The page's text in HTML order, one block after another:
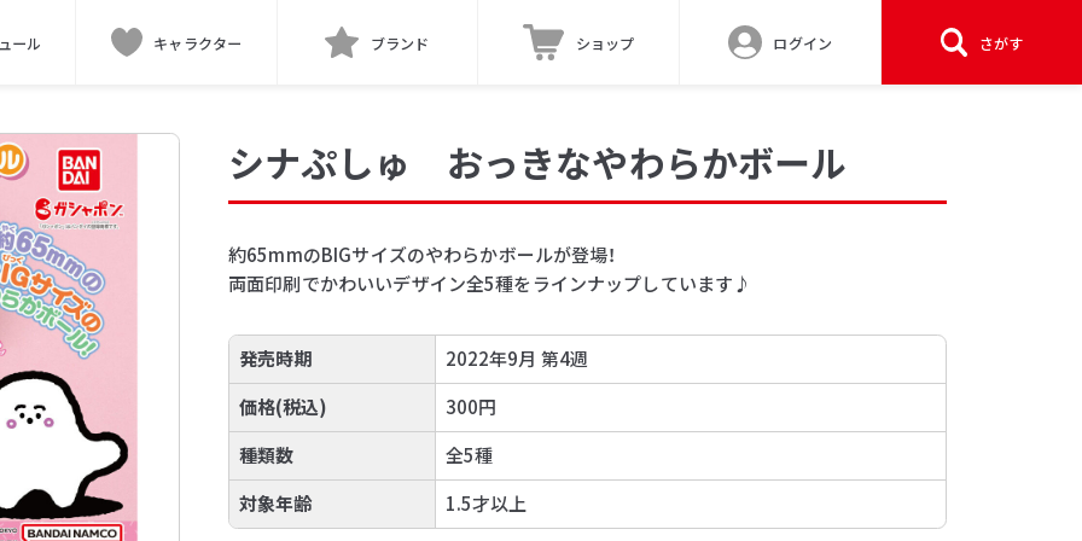
ール キャラクター ブランド ショップ ログイン さがす
シナぷしゅ おっきなやわらかボール
約65mmのBIGサイズのやわらかボールが登場！
両面印刷でかわいいデザイン全5種をラインナップしています♪
発売時期
2022年9月 第4週
価格(税込)
300円
種類数
全5種
対象年齢
1.5才以上